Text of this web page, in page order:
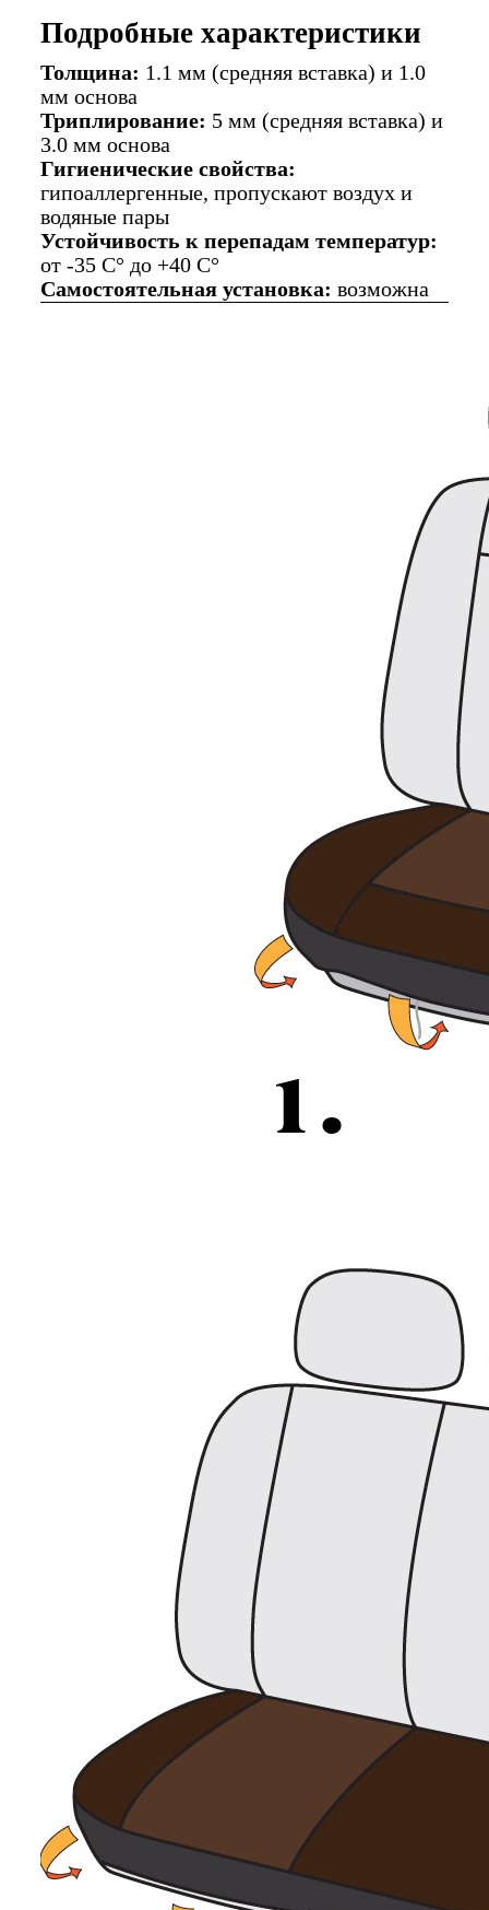
Подробные характеристики
Толщина: 1.1 мм (средняя вставка) и 1.0
мм основа
Триплирование: 5 мм (средняя вставка) и
3.0 мм основа
Гигиенические свойства:
гипоаллергенные, пропускают воздух и
водяные пары
Устойчивость к перепадам температур:
от -35 C° до +40 C°
Самостоятельная установка: возможна